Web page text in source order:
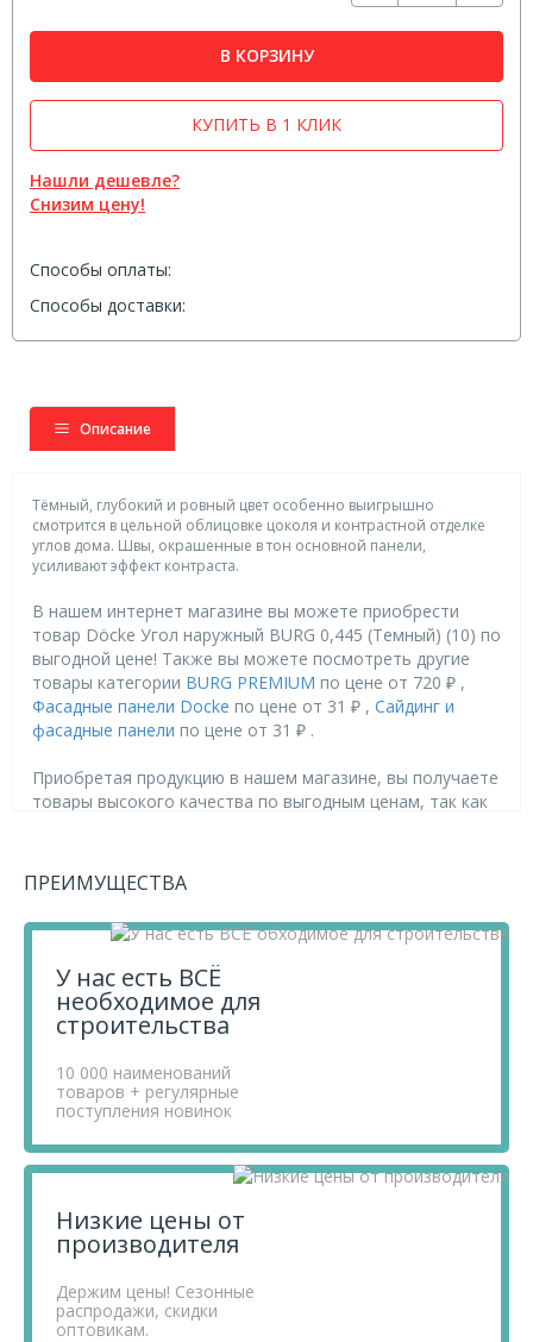
В КОРЗИНУ
Нашли дешевле?
Снизим цену!
КУПИТЬ В 1 КЛИК
Способы оплаты:
Способы доставки:
Описание
Тёмный, глубокий и ровный цвет особенно выигрышно
смотрится в цельной облицовке цоколя и контрастной отделке
углов дома. Швы, окрашенные в тон основной панели,
усиливают эффект контраста.
В нашем интернет магазине вы можете приобрести
товар Döcke Угол наружный BURG 0,445 (Темный) (10) по
выгодной цене! Также вы можете посмотреть другие
товары категории BURG PREMIUM по цене от 720 ₽ ,
Фасадные панели Docke по цене от 31 ₽ , Сайдинг и
фасадные панели по цене от 31 ₽ .
Приобретая продукцию в нашем магазине, вы получаете
товары высокого качества по выгодным ценам, так как
поставщиков.
Чтобы купить товар Döcke Угол наружный BURG 0,445
(Темный) (10), перенесите его в «Корзину» и оформите
свой заказ.
Если у вас остались вопросы, вы можете задать их по
телефону +7 812 740 68 02
сайте.
ПРЕИМУЩЕСТВА
У нас есть ВСЁ
необходимое для
строительства
10 000 наименований
товаров + регулярные
поступления новинок
Низкие цены от
производителя
Держим цены! Сезонные
распродажи, скидки
оптовикам.